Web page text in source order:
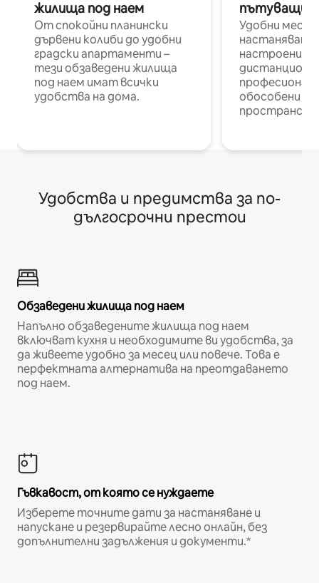
жилища под наем
От спокойни планински
дървени колиби до удобни
градски апартаменти –
тези обзаведени жилища
под наем имат всички
удобства на дома.
пътуващи
Удобни
настаняване
настроени и
обособени
Удобства и предимства за по-
дългосрочни престои
Обзаведени жилища под наем
Напълно обзаведените жилища под наем
включват кухня и необходимите ви удобства, за
да живеете удобно за месец или повече. Това е
перфектната алтернатива на преотдаването
под наем.
Гъвкавост, от която се нуждаете
Изберете точните дати за настаняване и
напускане и резервирайте лесно онлайн, без
допълнителни задължения и документи.*